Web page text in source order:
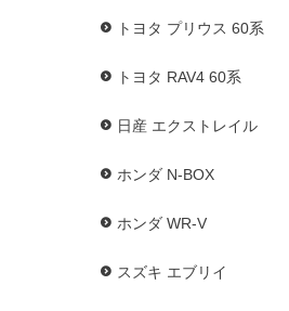
トヨタ プリウス 60系
トヨタ RAV4 60系
日産 エクストレイル
ホンダ N-BOX
ホンダ WR-V
スズキ エブリイ